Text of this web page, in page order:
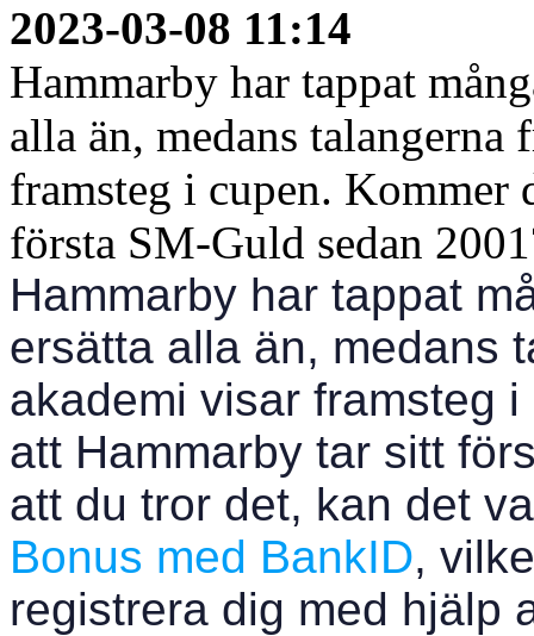
2023-03-08 11:14
Hammarby har tappat
alla än, medans talangerna
framsteg i cupen. Kommer
första SM-Guld sedan
Hammarby har tappat
ersätta alla än, medans
akademi visar framsteg
att Hammarby tar sitt
att du tror det, kan det
Bonus med BankID,
registrera dig med hjälp